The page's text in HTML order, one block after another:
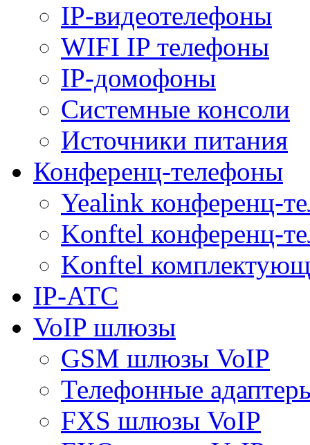
IP-видеотелефоны
WIFI IP телефоны
IP-домофоны
Системные консоли
Источники питания
Конференц-телефоны
Yealink конференц-
Konftel конференц-
Konftel
IP-АТС
VoIP шлюзы
GSM шлюзы VoIP
Телефонные
FXS шлюзы VoIP